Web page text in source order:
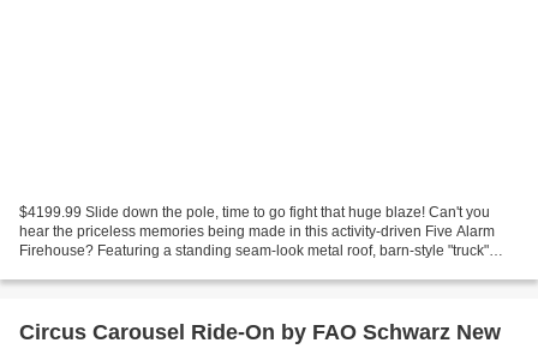
$4199.99 Slide down the pole, time to go fight that huge blaze! Can't you
hear the priceless memories being made in this activity-driven Five Alarm
Firehouse? Featuring a standing seam-look metal roof, barn-style "truck"
Circus Carousel Ride-On by FAO Schwarz New